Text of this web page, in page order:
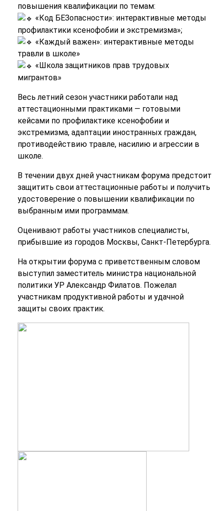
повышения квалификации по темам:
«Код БЕЗопасности»: интерактивные методы
профилактики ксенофобии и экстремизма»;
«Каждый важен»: интерактивные методы
травли в школе»
«Школа защитников прав трудовых
мигрантов»
Весь летний сезон участники работали над
аттестационными практиками — готовыми
кейсами по профилактике ксенофобии и
экстремизма, адаптации иностранных граждан,
противодействию травле, насилию и агрессии в
школе.
В течении двух дней участникам форума предстоит
защитить свои аттестационные работы и получить
удостоверение о повышении квалификации по
выбранным ими программам.
Оценивают работы участников специалисты,
прибывшие из городов Москвы, Санкт-Петербурга.
На открытии форума с приветственным словом
выступил заместитель министра национальной
политики УР Александр Филатов. Пожелал
участникам продуктивной работы и удачной
защиты своих практик.